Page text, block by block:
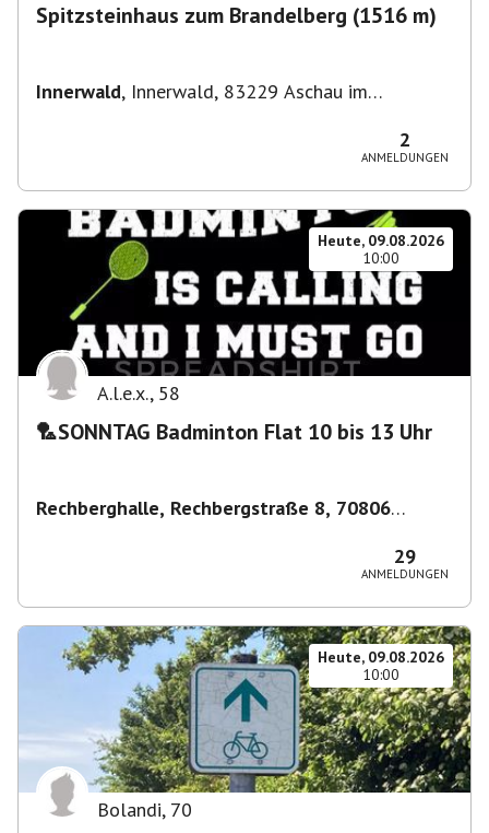
Spitzsteinhaus zum Brandelberg (1516 m)
Innerwald, Innerwald, 83229 Aschau im
2
ANMELDUNGEN
Heute, 09.08.2026
10:00
A.l.e.x., 58
🏸SONNTAG Badminton Flat 10 bis 13 Uhr
Rechberghalle, Rechbergstraße 8, 70806
29
ANMELDUNGEN
Heute, 09.08.2026
10:00
Bolandi, 70